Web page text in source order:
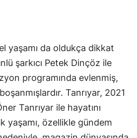
yaşamı da oldukça dikkat
şarkıcı Petek Dinçöz ile
programında evlenmiş,
Tanrıyar, 2021
Tanrıyar ile hayatını
yaşamı, özellikle gündem